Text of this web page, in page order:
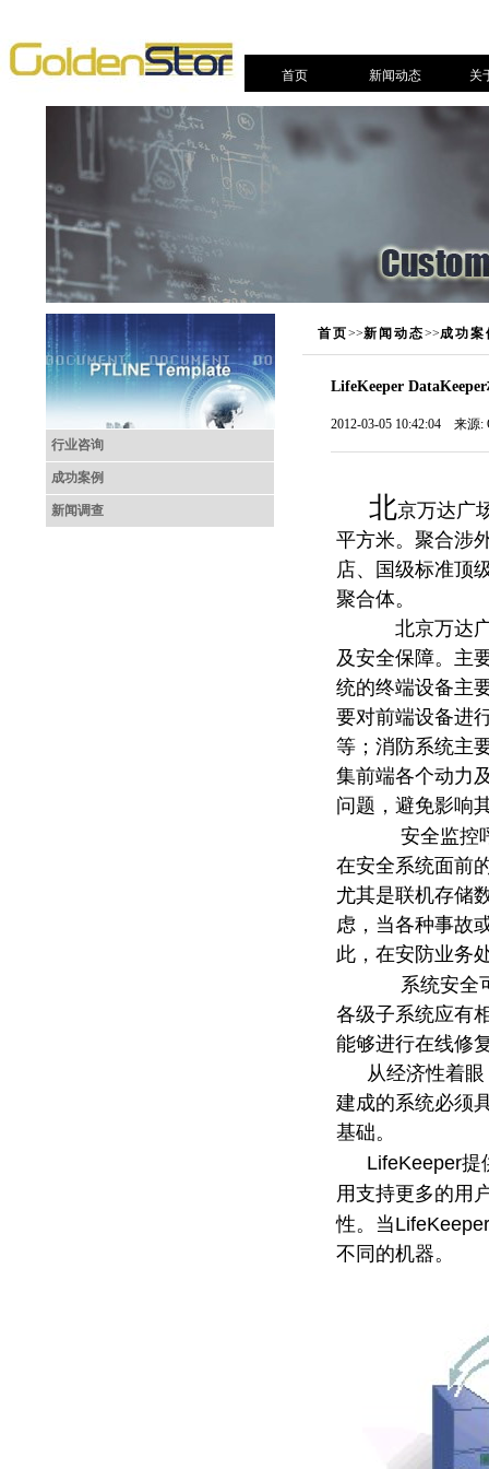
首页 新闻动态 关
行业咨询
成功案例
新闻调查
首页>>新闻动态>>成功案
LifeKeeper
2012-03-05 10:42:04 来源:
北京万达广
平方米。聚合涉
店、国级标准顶
聚合体。
北京万达
及安全保障。 主
统的终端设备主
要对前端设备进
等；消防系统主
集前端各个动力
问题，避免影响
安全监控
在安全系统面前
尤其是联机存储
虑，当各种事故
此，在安防业务
系统安全
各级子系统应有
能够进行在线修
从经济性着
建成的系统必须
基础。
LifeKeeper提
用支持更多的用
性。当
不同的机器。